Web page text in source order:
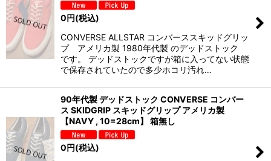
0円(税込)
CONVERSE ALLSTAR コンバーススキッドグリッ
プ アメリカ製 1980年代製 のデッドストック
です。 デッドストックですが箱に入ってない状態
で保存されていたので多少ホコリ汚れ…
90年代製 デッドストック CONVERSE コンバー
ス SKIDGRIP スキッドグリップ アメリカ製
【NAVY , 10=28cm】 箱無し
0円(税込)